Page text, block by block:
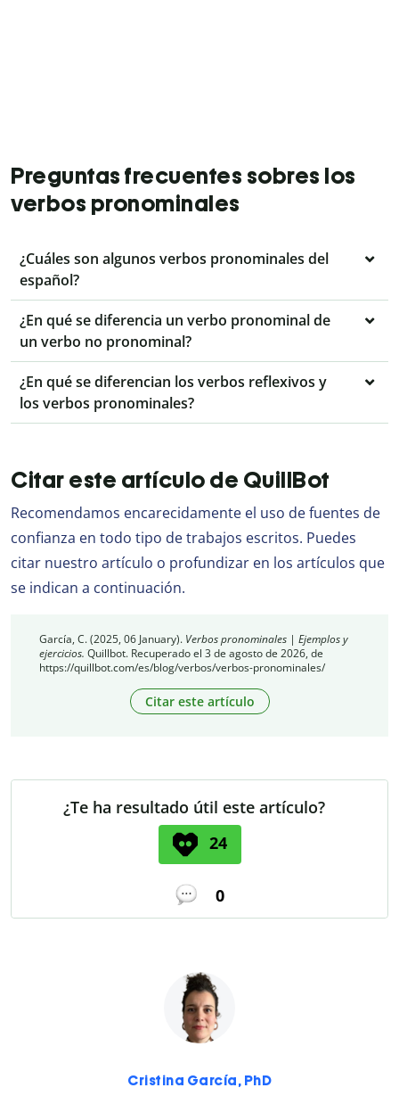
Preguntas frecuentes sobres los
verbos pronominales
¿Cuáles son algunos verbos pronominales del
español?
¿En qué se diferencia un verbo pronominal de
un verbo no pronominal?
¿En qué se diferencian los verbos reflexivos y
los verbos pronominales?
Citar este artículo de QuillBot
Recomendamos encarecidamente el uso de fuentes de
confianza en todo tipo de trabajos escritos. Puedes
citar nuestro artículo o profundizar en los artículos que
se indican a continuación.
García, C. (2025, 06 January). Verbos pronominales | Ejemplos y
ejercicios. Quillbot. Recuperado el 3 de agosto de 2026, de
https://quillbot.com/es/blog/verbos/verbos-pronominales/
Citar este artículo
¿Te ha resultado útil este artículo?
24
0
Cristina García, PhD